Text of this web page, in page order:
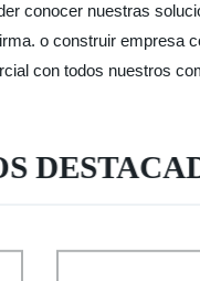
conocer nuestras
o construir empresa
con todos nuestros